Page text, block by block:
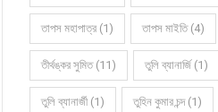
তাপস মহাপাত্র (1) তাপস মাইতি (4)
তীর্থঙ্কর সুমিত (11) তুলি ব্যানার্জি (1)
তুলি ব্যানার্জী (1) তুহিন কুমার চন্দ (1)